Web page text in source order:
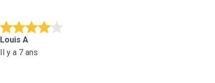
Louis A
Il y a 7 ans